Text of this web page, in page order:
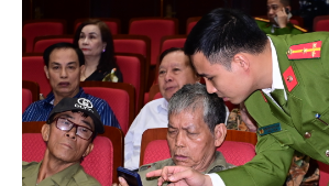
TƯ CÁCH
NGƯỜI CÔNG AN CÁCH
Đối với tự mình, phải
CẦN, KIỆM, LIÊM,
Đối với đồng sự, phải